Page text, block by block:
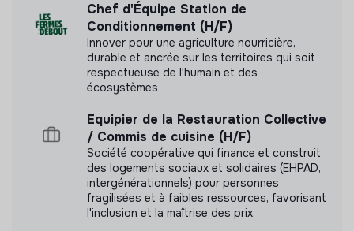
France.
Documents
Document présentant les objectifs sociaux et
environnementaux
Chef d'Équipe Station de
Conditionnement (H/F)
Innover pour une agriculture nourricière,
durable et ancrée sur les territoires qui soit
respectueuse de l'humain et des
écosystèmes
Equipier de la Restauration Collective
/ Commis de cuisine (H/F)
Société coopérative qui finance et construit
des logements sociaux et solidaires (EHPAD,
intergénérationnels) pour personnes
fragilisées et à faibles ressources, favorisant
l'inclusion et la maîtrise des prix.